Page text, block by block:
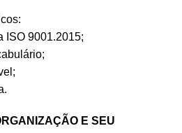
ISO 9001.2015;
E SEU